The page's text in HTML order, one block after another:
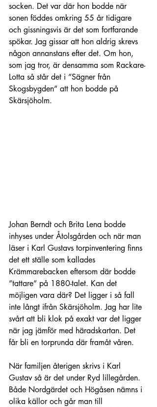
socken. Det var där hon bodde när
sonen föddes omkring 55 år tidigare
och gissningsvis är det som fortfarande
spökar. Jag gissar att hon aldrig skrevs
någon annanstans efter det. Om hon,
som jag tror, är densamma som Rackare-
Lotta så står det i ”Sägner från
Skogsbygden” att hon bodde på
Skärsjöholm.
Johan Berndt och Brita Lena bodde
inhyses under Åtolsgården och när man
läser i Karl Gustavs torpinventering finns
det ett ställe som kallades
Krämmarebacken eftersom där bodde
”tattare” på 1880-talet. Kan det
möjligen vara där? Det ligger i så fall
inte långt ifrån Skärsjöholm. Jag har lite
svårt att bli klok på exakt var det ligger
när jag jämför med häradskartan. Det
får bli en torprunda där framåt våren.
När familjen återigen skrivs i Karl
Gustav så är det under Ryd lillegården.
Både Nordgärdet och Högåsen nämns i
olika källor och går man till